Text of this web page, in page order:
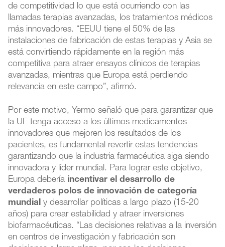
de competitividad lo que está ocurriendo con las
llamadas terapias avanzadas, los tratamientos médicos
más innovadores. “EEUU tiene el 50% de las
instalaciones de fabricación de estas terapias y Asia se
está convirtiendo rápidamente en la región más
competitiva para atraer ensayos clínicos de terapias
avanzadas, mientras que Europa está perdiendo
relevancia en este campo”, afirmó.
Por este motivo, Yermo señaló que para garantizar que
la UE tenga acceso a los últimos medicamentos
innovadores que mejoren los resultados de los
pacientes, es fundamental revertir estas tendencias
garantizando que la industria farmacéutica siga siendo
innovadora y líder mundial. Para lograr este objetivo,
Europa debería incentivar el desarrollo de
verdaderos polos de innovación de categoría
mundial y desarrollar políticas a largo plazo (15-20
años) para crear estabilidad y atraer inversiones
biofarmacéuticas. “Las decisiones relativas a la inversión
en centros de investigación y fabricación son